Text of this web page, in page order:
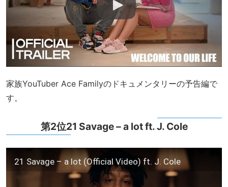
家族YouTuber Ace Familyのドキュメンタリーの予告編で
す。
第2位21 Savage – a lot ft. J. Cole
21 Savage – a lot (Official Video) ft. J. Cole